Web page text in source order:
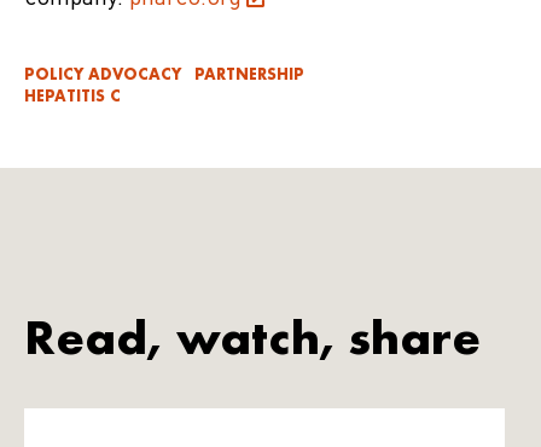
POLICY ADVOCACY
PARTNERSHIP
HEPATITIS C
Read, watch, share